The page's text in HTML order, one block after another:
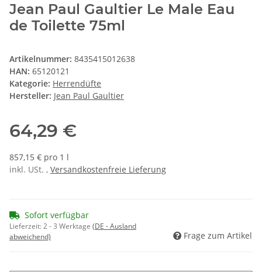
Jean Paul Gaultier Le Male Eau
de Toilette 75ml
Artikelnummer: 8435415012638
HAN: 65120121
Kategorie: Herrendüfte
Hersteller: Jean Paul Gaultier
64,29 €
857,15 € pro 1 l
inkl. USt. , Versandkostenfreie Lieferung
Sofort verfügbar
Lieferzeit:2 - 3 Werktage (DE - Ausland
abweichend)
Frage zum Artikel